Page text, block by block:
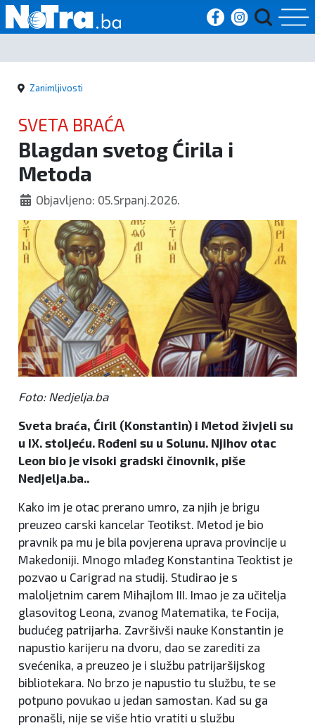
Početna
Vijesti
Sport
Kultura
Crna
kronika
Politika
Zanimljivosti
Zanimljivosti
SVETA BRAĆA
Blagdan svetog Ćirila i
Metoda
Objavljeno: 05.Srpanj.2026.
Foto: Nedjelja.ba
Sveta braća, Ćiril (Konstantin) i Metod živjeli su
u IX. stoljeću. Rođeni su u Solunu. Njihov otac
Leon bio je visoki gradski činovnik, piše
Nedjelja.ba..
Kako im je otac prerano umro, za njih je brigu
preuzeo carski kancelar Teotikst. Metod je bio
pravnik pa mu je bila povjerena uprava provincije u
Makedoniji. Mnogo mlađeg Konstantina Teoktist je
pozvao u Carigrad na studij. Studirao je s
maloljetnim carem Mihajlom III. Imao je za učitelja
glasovitog Leona, zvanog Matematika, te Focija,
budućeg patrijarha. Završivši nauke Konstantin je
napustio karijeru na dvoru, dao se zarediti za
svećenika, a preuzeo je i službu patrijaršijskog
bibliotekara. No brzo je napustio tu službu, te se
potpuno povukao u jedan samostan. Kad su ga
pronašli, nije se više htio vratiti u službu